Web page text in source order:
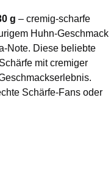
g – cremig-scharfe
Huhn-Geschmack
Note. Diese beliebte
mit cremiger
Schärfe-Fans oder